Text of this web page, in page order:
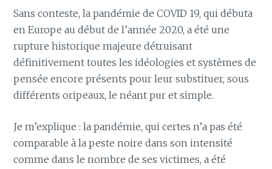
Sans conteste, la pandémie de COVID 19, qui débuta
en Europe au début de l’année 2020, a été une
rupture historique majeure détruisant
définitivement toutes les idéologies et systèmes de
pensée encore présents pour leur substituer, sous
différents oripeaux, le néant pur et simple.
Je m’explique : la pandémie, qui certes n’a pas été
comparable à la peste noire dans son intensité
comme dans le nombre de ses victimes, a été